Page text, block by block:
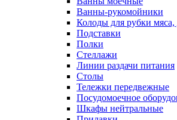
Ванны-рукомойники
Колоды для рубки мяса,
Подставки
Полки
Стеллажи
Линии раздачи питания
Столы
Тележки передвежные
Посудомоечное
Шкафы нейтральные